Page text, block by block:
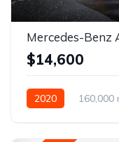
Mercedes-Benz
$14,600
2020 160,000